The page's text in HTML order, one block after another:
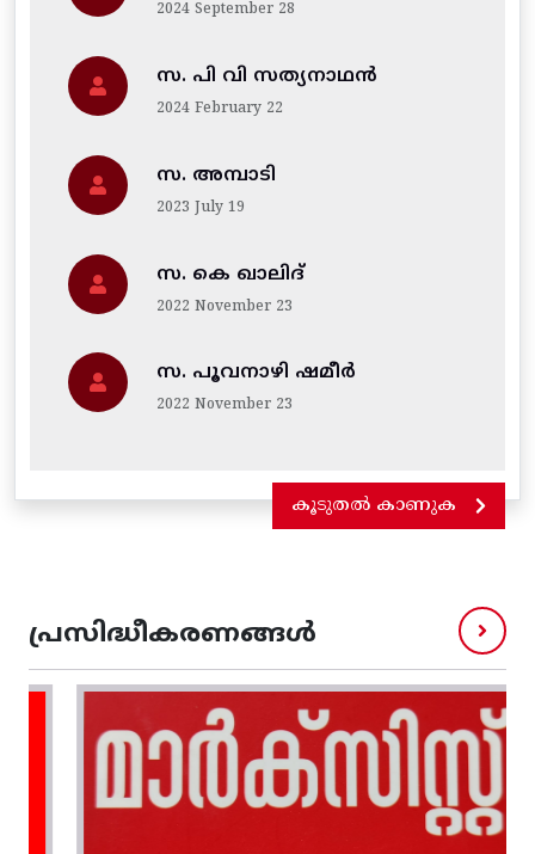
2024 September 28
സ. പി വി സത്യനാഥൻ
2024 February 22
സ. അമ്പാടി
2023 July 19
സ. കെ ഖാലിദ്
2022 November 23
സ. പൂവനാഴി ഷമീർ
2022 November 23
കൂടുതൽ കാണുക
പ്രസിദ്ധീകരണങ്ങൾ